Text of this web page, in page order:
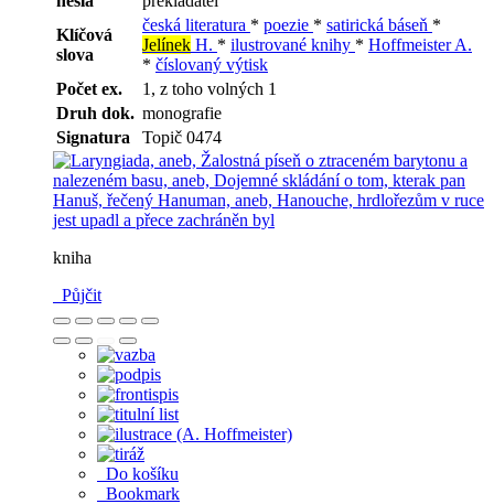
Klíčová
slova
česká literatura * poezie * satirická báseň *
Jelínek H. * ilustrované knihy * Hoffmeister A.
* číslovaný výtisk
Počet ex.
1, z toho volných 1
Druh dok. monografie
Signatura
Topič 0474
kniha
Půjčit
Do košíku
Bookmark